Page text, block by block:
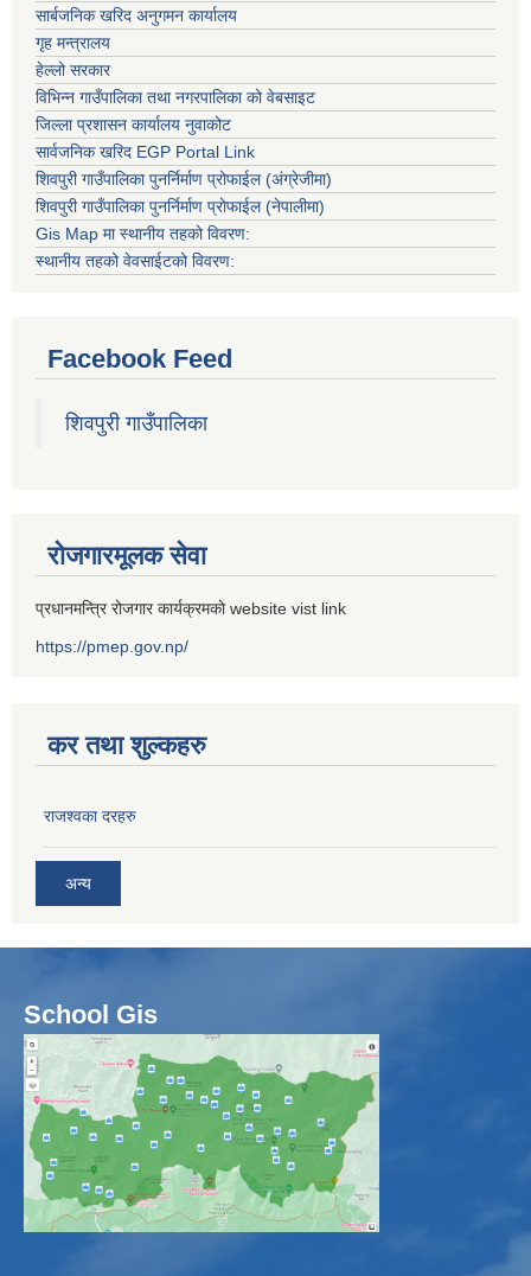
सार्बजनिक खरिद अनुगमन कार्यालय
गृह मन्त्रालय
हेल्लो सरकार
विभिन्न गाउँपालिका तथा नगरपालिका को वेबसाइट
जिल्ला प्रशासन कार्यालय नुवाकोट
सार्वजनिक खरिद EGP Portal Link
शिवपुरी गाउँपालिका पुनर्निर्माण प्रोफाईल (अंग्रेजीमा)
शिवपुरी गाउँपालिका पुनर्निर्माण प्रोफाईल (नेपालीमा)
Gis Map मा स्थानीय तहको विवरण:
स्थानीय तहको वेवसाईटको विवरण:
Facebook Feed
शिवपुरी गाउँपालिका
रोजगारमूलक सेवा
प्रधानमन्त्रि रोजगार कार्यक्रमको website vist link
https://pmep.gov.np/
कर तथा शुल्कहरु
राजश्वका दरहरु
अन्य
School Gis